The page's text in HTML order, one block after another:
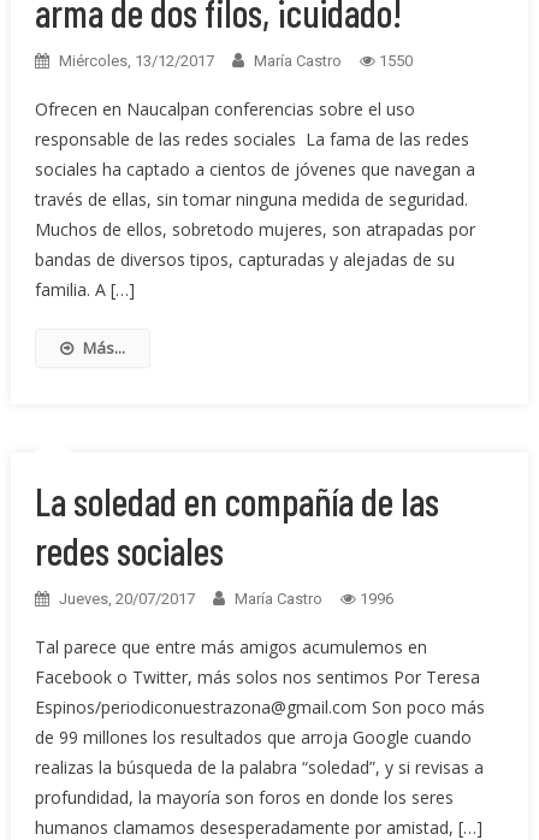
arma de dos filos, ¡cuidado!
Miércoles, 13/12/2017 María Castro 1550
Ofrecen en Naucalpan conferencias sobre el uso
responsable de las redes sociales La fama de las redes
sociales ha captado a cientos de jóvenes que navegan a
través de ellas, sin tomar ninguna medida de seguridad.
Muchos de ellos, sobretodo mujeres, son atrapadas por
bandas de diversos tipos, capturadas y alejadas de su
familia. A […]
Más...
La soledad en compañía de las
redes sociales
Jueves, 20/07/2017 María Castro 1996
Tal parece que entre más amigos acumulemos en
Facebook o Twitter, más solos nos sentimos Por Teresa
Espinos/periodiconuestrazona@gmail.com Son poco más
de 99 millones los resultados que arroja Google cuando
realizas la búsqueda de la palabra “soledad”, y si revisas a
profundidad, la mayoría son foros en donde los seres
humanos clamamos desesperadamente por amistad, […]